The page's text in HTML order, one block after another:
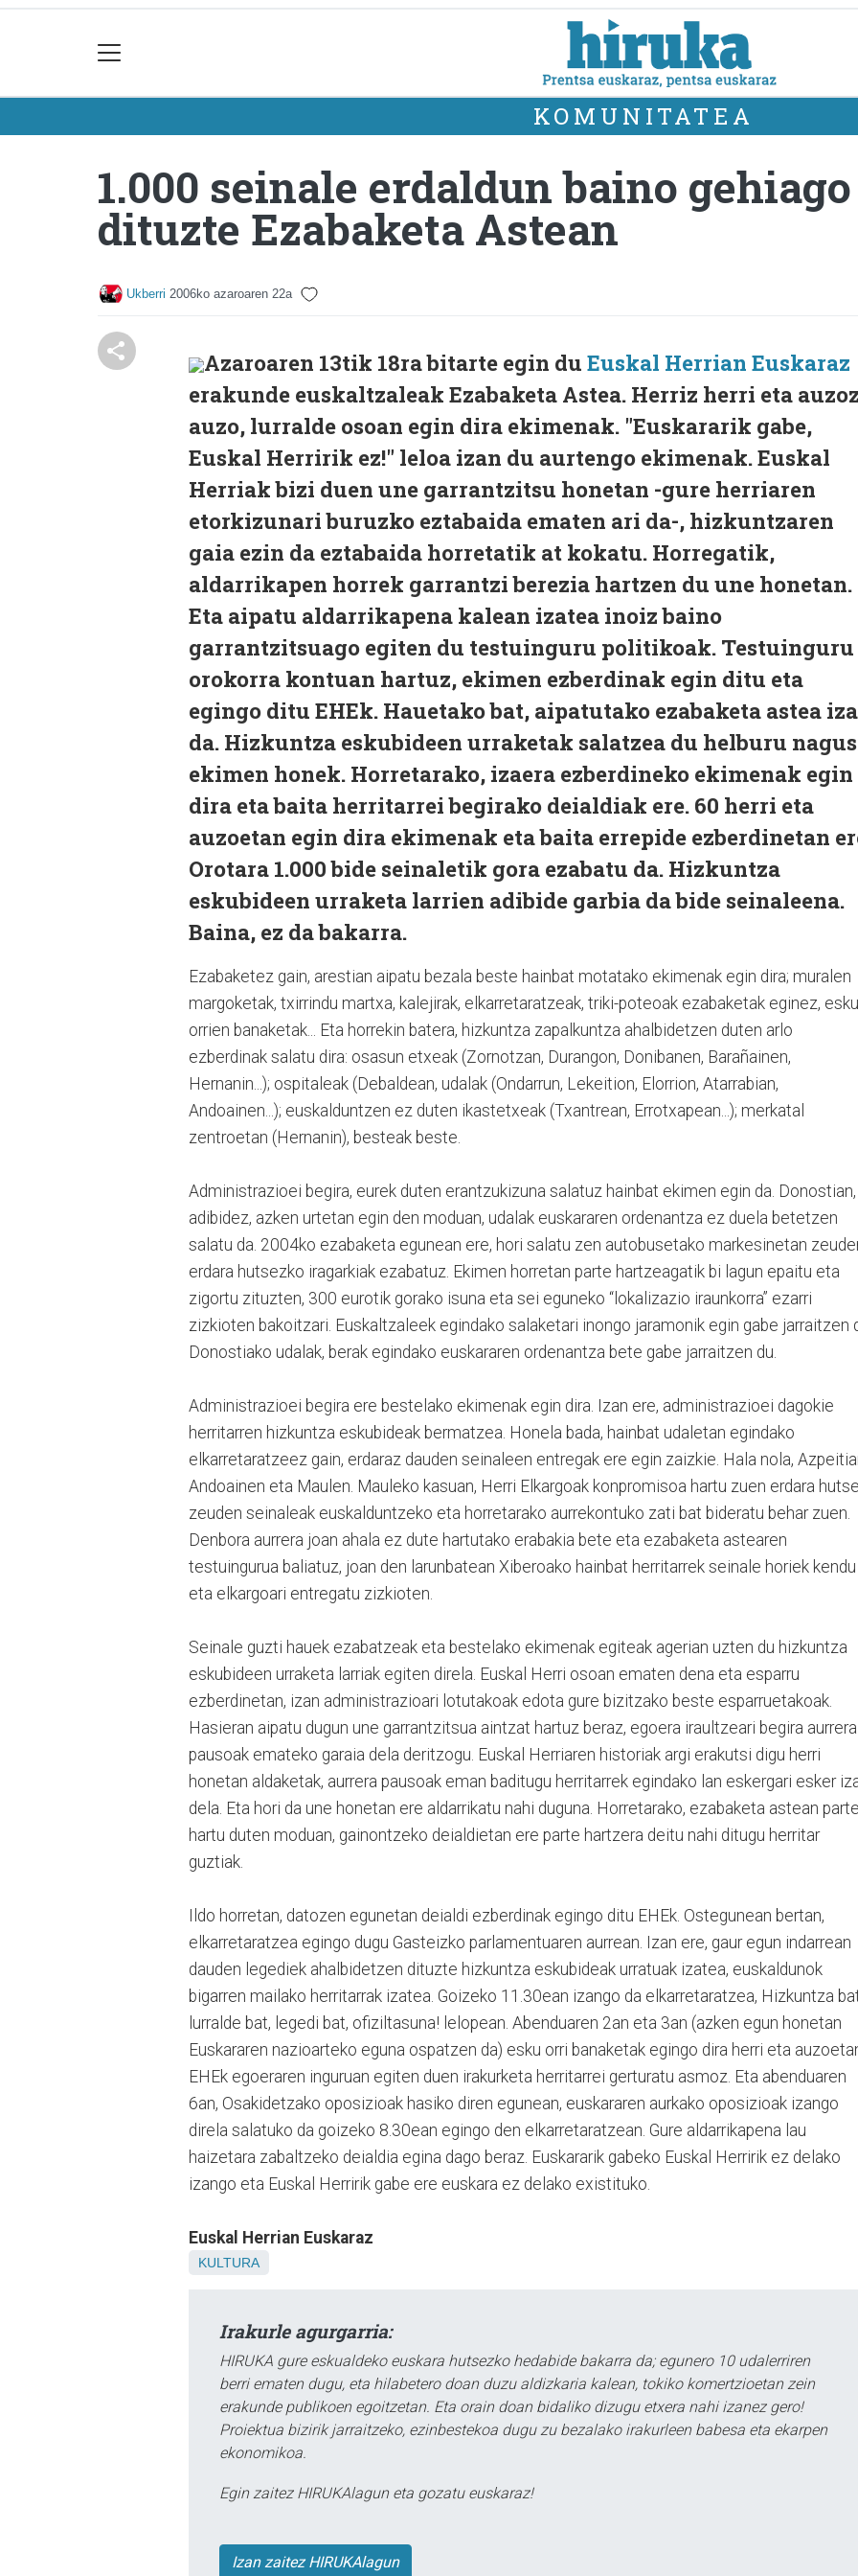
KOMUNITATEA
1.000 seinale erdaldun baino
dituzte Ezabaketa Astean
Ukberri 2006ko azaroaren 22a
Azaroaren 13tik 18ra bitarte egin du Euskal Herrian Euskaraz
erakunde euskaltzaleak Ezabaketa Astea. Herriz herri eta auzoz
auzo, lurralde osoan egin dira ekimenak. "Euskararik gabe,
Euskal Herririk ez!" leloa izan du aurtengo ekimenak. Euskal
Herriak bizi duen une garrantzitsu honetan -gure herriaren
etorkizunari buruzko eztabaida ematen ari da-, hizkuntzaren
gaia ezin da eztabaida horretatik at kokatu. Horregatik,
aldarrikapen horrek garrantzi berezia hartzen du une honetan.
Eta aipatu aldarrikapena kalean izatea inoiz baino
garrantzitsuago egiten du testuinguru politikoak. Testuinguru
orokorra kontuan hartuz, ekimen ezberdinak egin ditu eta
egingo ditu EHEk. Hauetako bat, aipatutako ezabaketa astea
da. Hizkuntza eskubideen urraketak salatzea du helburu
ekimen honek. Horretarako, izaera ezberdineko ekimenak egin
dira eta baita herritarrei begirako deialdiak ere. 60 herri eta
auzoetan egin dira ekimenak eta baita errepide ezberdinetan
Orotara 1.000 bide seinaletik gora ezabatu da. Hizkuntza
eskubideen urraketa larrien adibide garbia da bide seinaleena.
Baina, ez da bakarra.
Ezabaketez gain, arestian aipatu bezala beste hainbat motatako ekimenak egin dira; muralen
margoketak, txirrindu martxa, kalejirak, elkarretaratzeak, triki-poteoak ezabaketak eginez, esku
orrien banaketak... Eta horrekin batera, hizkuntza zapalkuntza ahalbidetzen duten arlo
ezberdinak salatu dira: osasun etxeak (Zornotzan, Durangon, Donibanen, Barañainen,
Hernanin...); ospitaleak (Debaldean, udalak (Ondarrun, Lekeition, Elorrion, Atarrabian,
Andoainen...); euskalduntzen ez duten ikastetxeak (Txantrean, Errotxapean...); merkatal
zentroetan (Hernanin), besteak beste.
Administrazioei begira, eurek duten erantzukizuna salatuz hainbat ekimen egin da. Donostian,
adibidez, azken urtetan egin den moduan, udalak euskararen ordenantza ez duela betetzen
salatu da. 2004ko ezabaketa egunean ere, hori salatu zen autobusetako markesinetan
erdara hutsezko iragarkiak ezabatuz. Ekimen horretan parte hartzeagatik bi lagun epaitu eta
zigortu zituzten, 300 eurotik gorako isuna eta sei eguneko “lokalizazio iraunkorra” ezarri
zizkioten bakoitzari. Euskaltzaleek egindako salaketari inongo jaramonik egin gabe jarraitzen
Donostiako udalak, berak egindako euskararen ordenantza bete gabe jarraitzen du.
Administrazioei begira ere bestelako ekimenak egin dira. Izan ere, administrazioei dagokie
herritarren hizkuntza eskubideak bermatzea. Honela bada, hainbat udaletan egindako
elkarretaratzeez gain, erdaraz dauden seinaleen entregak ere egin zaizkie. Hala nola,
Andoainen eta Maulen. Mauleko kasuan, Herri Elkargoak konpromisoa hartu zuen erdara
zeuden seinaleak euskalduntzeko eta horretarako aurrekontuko zati bat bideratu behar zuen.
Denbora aurrera joan ahala ez dute hartutako erabakia bete eta ezabaketa astearen
testuingurua baliatuz, joan den larunbatean Xiberoako hainbat herritarrek seinale horiek kendu
eta elkargoari entregatu zizkioten.
Seinale guzti hauek ezabatzeak eta bestelako ekimenak egiteak agerian uzten du hizkuntza
eskubideen urraketa larriak egiten direla. Euskal Herri osoan ematen dena eta esparru
ezberdinetan, izan administrazioari lotutakoak edota gure bizitzako beste esparruetakoak.
Hasieran aipatu dugun une garrantzitsua aintzat hartuz beraz, egoera iraultzeari begira aurrera
pausoak emateko garaia dela deritzogu. Euskal Herriaren historiak argi erakutsi digu herri
honetan aldaketak, aurrera pausoak eman baditugu herritarrek egindako lan eskergari esker
dela. Eta hori da une honetan ere aldarrikatu nahi duguna. Horretarako, ezabaketa astean parte
hartu duten moduan, gainontzeko deialdietan ere parte hartzera deitu nahi ditugu herritar
guztiak.
Ildo horretan, datozen egunetan deialdi ezberdinak egingo ditu EHEk. Ostegunean bertan,
elkarretaratzea egingo dugu Gasteizko parlamentuaren aurrean. Izan ere, gaur egun indarrean
dauden legediek ahalbidetzen dituzte hizkuntza eskubideak urratuak izatea, euskaldunok
bigarren mailako herritarrak izatea. Goizeko 11.30ean izango da elkarretaratzea, Hizkuntza
lurralde bat, legedi bat, ofiziltasuna! lelopean. Abenduaren 2an eta 3an (azken egun honetan
Euskararen nazioarteko eguna ospatzen da) esku orri banaketak egingo dira herri eta
EHEk egoeraren inguruan egiten duen irakurketa herritarrei gerturatu asmoz. Eta abenduaren
6an, Osakidetzako oposizioak hasiko diren egunean, euskararen aurkako oposizioak izango
direla salatuko da goizeko 8.30ean egingo den elkarretaratzean. Gure aldarrikapena lau
haizetara zabaltzeko deialdia egina dago beraz. Euskararik gabeko Euskal Herririk ez delako
izango eta Euskal Herririk gabe ere euskara ez delako existituko.
Euskal Herrian Euskaraz
KULTURA
Irakurle agurgarria:
HIRUKA gure eskualdeko euskara hutsezko hedabide bakarra da; egunero 10 udalerriren
berri ematen dugu, eta hilabetero doan duzu aldizkaria kalean, tokiko komertzioetan zein
erakunde publikoen egoitzetan. Eta orain doan bidaliko dizugu etxera nahi izanez gero!
Proiektua bizirik jarraitzeko, ezinbestekoa dugu zu bezalako irakurleen babesa eta ekarpen
ekonomikoa.
Egin zaitez HIRUKAlagun eta gozatu euskaraz!
Izan zaitez HIRUKAlagun